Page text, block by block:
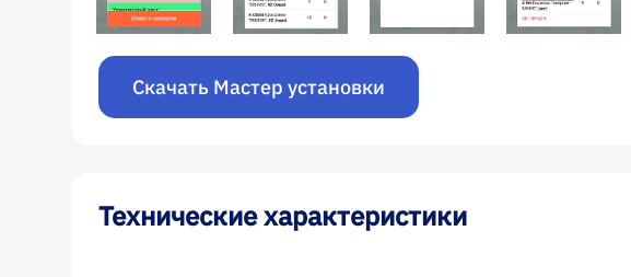
Скачать Мастер установки
Технические характеристики